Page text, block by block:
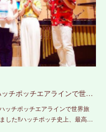
チポッチエアラインで世…
ッチポッチエアラインで世界旅
した‼️ハッチポッチ史上、最高…